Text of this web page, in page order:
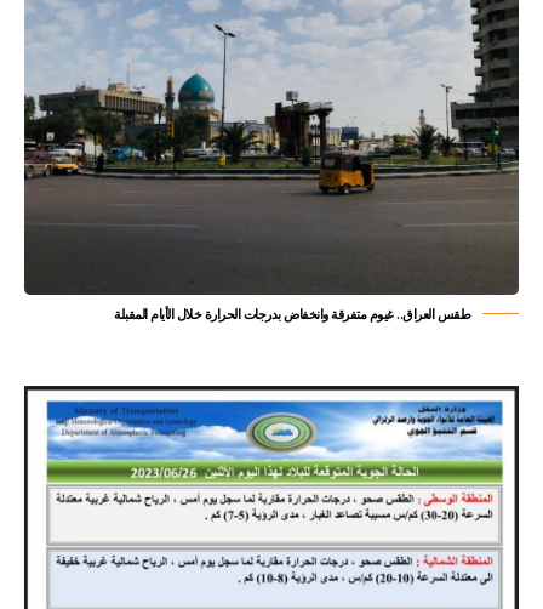
طقس العراق.. غيوم متفرقة وانخفاض بدرجات الحرارة خلال الأيام المقبلة